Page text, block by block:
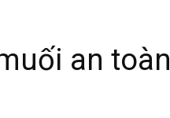
an toàn